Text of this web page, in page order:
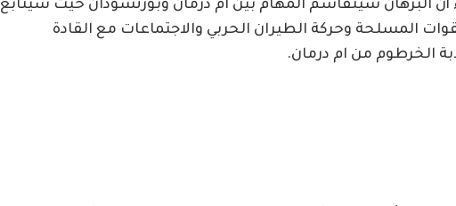
أن البرهان سيتقاسم المهام بين ام درمان وبورتسودان حيث سيتابع
المسلحة وحركة الطيران الحربي والاجتماعات مع القادة
الخرطوم من ام درمان.